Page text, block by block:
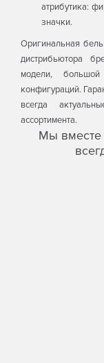
атрибутика:
значки.
Оригинальная
дистрибьютора
модели,
конфигураций.
всегда
ассортимента.
Мы вместе